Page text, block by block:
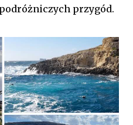
przygód.